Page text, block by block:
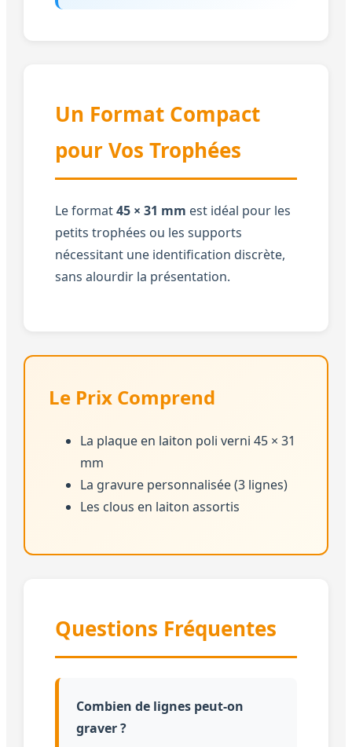
Un Format Compact
pour Vos Trophées
Le format45 × 31 mm est idéal pour les
petits trophées ou les supports
nécessitant une identification discrète,
sans alourdir la présentation.
Le Prix Comprend
La plaque en laiton poli verni 45 × 31
mm
La gravure personnalisée (3 lignes)
Les clous en laiton assortis
Questions Fréquentes
Combien de lignes peut-on
graver ?